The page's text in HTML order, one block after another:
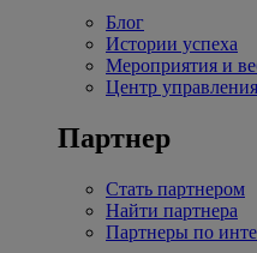
Блог
Истории успеха
Мероприятия и
Центр
Партнер
Стать партнером
Найти партнера
Партнеры по